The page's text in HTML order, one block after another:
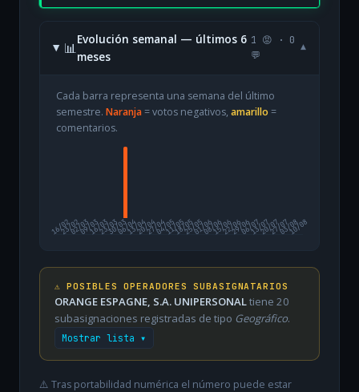
📊
Evolución semanal — últimos 6
meses
1 😡 · 0
💬
▾
Cada barra representa una semana del último
semestre. Naranja= votos negativos, amarillo =
comentarios.
16/02
23/0202/0309/0316/0323/0330/0306/0413/0420/0427/0404/0511/0518/0525/0501/0608/0615/0622/0629/0606/0713/0720/0727/0703/08
10/08
⚠️ POSIBLES OPERADORES SUBASIGNATARIOS
ORANGE ESPAGNE, S.A. UNIPERSONALtiene 20
subasignaciones registradas de tipo Geográfico.
Mostrar lista ▾
⚠️ Tras portabilidad numérica el número puede estar